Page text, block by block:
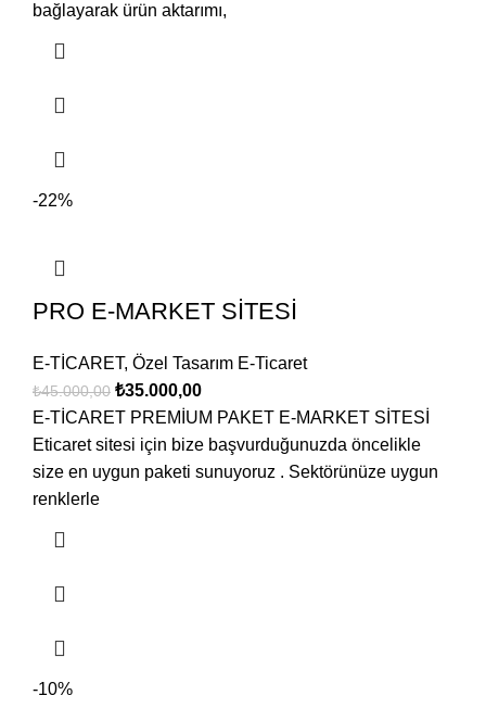
bağlayarak ürün aktarımı,
-22%
PRO E-MARKET SİTESİ
E-TİCARET, Özel Tasarım E-Ticaret
₺45.000,00 ₺35.000,00
E-TİCARET PREMİUM PAKET E-MARKET SİTESİ
Eticaret sitesi için bize başvurduğunuzda öncelikle
size en uygun paketi sunuyoruz . Sektörünüze uygun
renklerle
-10%